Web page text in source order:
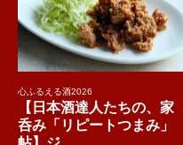
心ふるえる酒2026
【日本酒達人たちの、家
呑み「リピートつまみ」